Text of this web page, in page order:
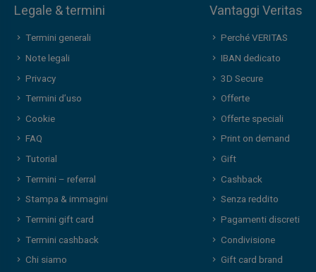
Legale & termini
Termini generali
Note legali
Privacy
Termini d’uso
Cookie
FAQ
Tutorial
Termini – referral
Stampa & immagini
Termini gift card
Termini cashback
Chi siamo
Vantaggi Veritas
Perché VERITAS
IBAN dedicato
3D Secure
Offerte
Offerte speciali
Print on demand
Gift
Cashback
Senza reddito
Pagamenti discreti
Condivisione
Gift card brand